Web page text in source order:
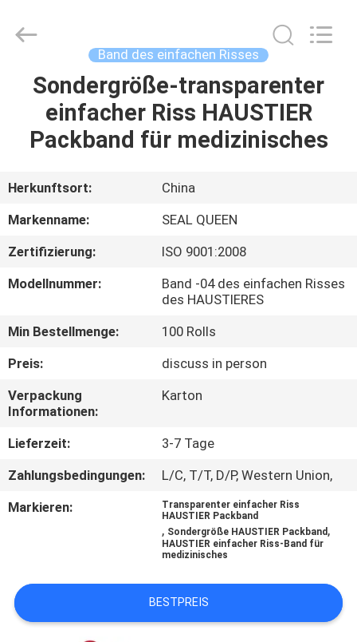
HAUS
PRODUKTE
ÜBER
UNS
FABRIK-
AUSFLUG
QUALITÄTSKONTROLLE
TRETEN
SIE
MIT
UNS
IN
FORDERN
SIE
Material
Reserved.
Band des einfachen Risses
Sondergröße-transparenter
einfacher Riss HAUSTIER
Packband für medizinisches
Herkunftsort:
China
Markenname:
SEAL QUEEN
Zertifizierung:
ISO 9001:2008
Modellnummer:
Band -04 des einfachen Risses
des HAUSTIERES
Min Bestellmenge:
100 Rolls
Preis:
discuss in person
Verpackung
Informationen:
Karton
Lieferzeit:
3-7 Tage
Zahlungsbedingungen:
L/C, T/T, D/P, Western Union,
Markieren:
Transparenter einfacher Riss
HAUSTIER Packband
, Sondergröße HAUSTIER Packband ,
HAUSTIER einfacher Riss-Band für
medizinisches
BESTPREIS